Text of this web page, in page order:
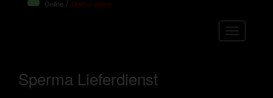
Online /Telefon offline
Sperma Lieferdienst